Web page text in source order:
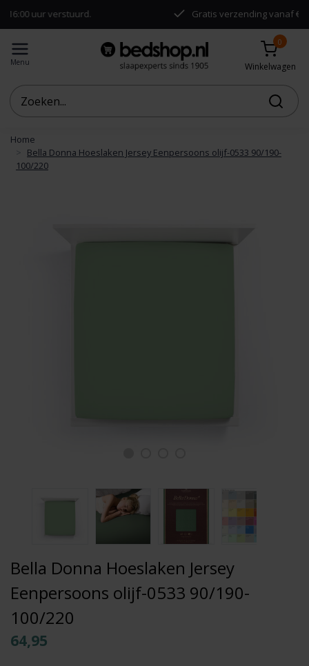
verstuurd. Gratis verzending vanaf €50,-
Menu
0
Winkelwagen
Home
Bella Donna Hoeslaken Jersey Eenpersoons olijf-0533 90/190-
100/220
Bella Donna Hoeslaken Jersey
Eenpersoons olijf-0533 90/190-
100/220
64,95